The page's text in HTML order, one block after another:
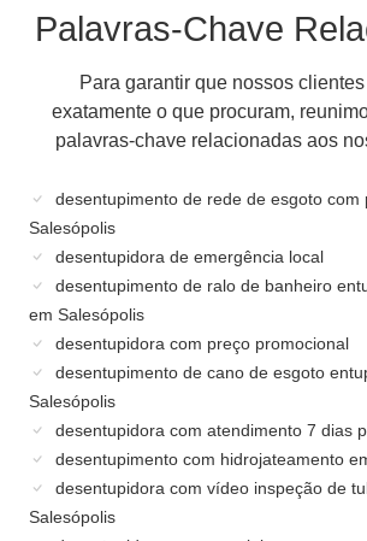
Palavras-Chave
Para garantir que nossos
exatamente o que procuram,
palavras-chave relacionadas aos
desentupimento de rede de esgoto com
Salesópolis
desentupidora de emergência local
desentupimento de ralo de banheiro
em Salesópolis
desentupidora com preço promocional
desentupimento de cano de esgoto
Salesópolis
desentupidora com atendimento 7 dias
desentupimento com hidrojateamento
desentupidora com vídeo inspeção de
Salesópolis